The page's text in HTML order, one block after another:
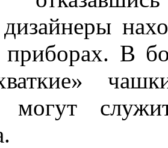
приборах. В
могут